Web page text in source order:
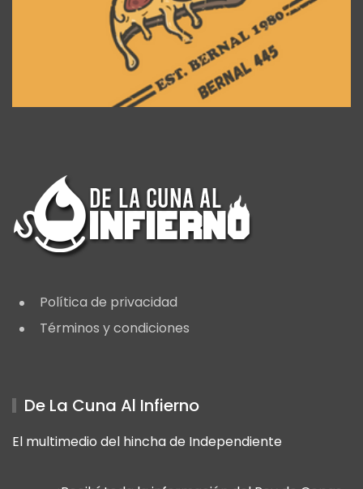
Política de privacidad
Términos y condiciones
De La Cuna Al Infierno
El multimedio del hincha de Independiente